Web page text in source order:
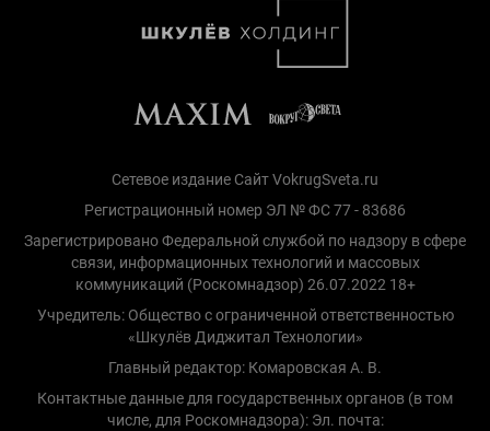
Сетевое издание Сайт VokrugSveta.ru
Регистрационный номер ЭЛ № ФС 77 - 83686
Зарегистрировано Федеральной службой по надзору в сфере
связи, информационных технологий и массовых
коммуникаций (Роскомнадзор) 26.07.2022 18+
Учредитель: Общество с ограниченной ответственностью
«Шкулёв Диджитал Технологии»
Главный редактор: Комаровская А. В.
Контактные данные для государственных органов (в том
числе, для Роскомнадзора): Эл. почта: